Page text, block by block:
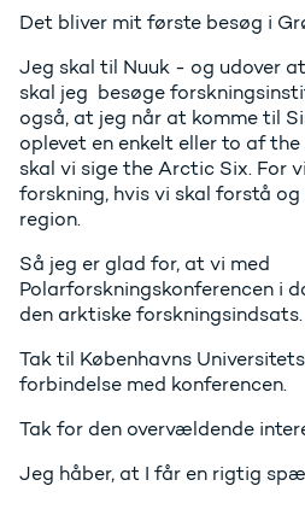
Det bliver mit første besøg i
Jeg skal til Nuuk - og udover
skal jeg besøge
også, at jeg når at komme til
oplevet en enkelt eller to af
skal vi sige the Arctic Six. For
forskning, hvis vi skal forstå
region.
Så jeg er glad for, at vi med
Polarforskningskonferencen i
den arktiske forskningsindsats.
Tak til Københavns
forbindelse med konferencen.
Tak for den overvældende
Jeg håber, at I får en rigtig